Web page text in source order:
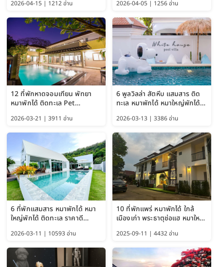
2026-04-15 | 1212 อ่าน
Bangkok อัปเดตล่าสุด
2026-04-05 | 1256 อ่าน
12 ที่พักหาดจอมเทียน พัทยา
หมาพักได้ ติดทะเล Pet
พักได้ อัปเดต 2569
2026-03-21 | 3911 อ่าน
6 พูลวิลล่า สัตหีบ แสมสาร ติด
ทะเล หมาพักได้ หมาใหญ่พักได้
2026-03-13 | 3386 อ่าน
6 ที่พักแสมสาร หมาพักได้ หมา
ใหญ่พักได้ ติดทะเล ราคาดี
2026-03-11 | 10593 อ่าน
10 ที่พักแพร่ หมาพักได้ ใกล้
เมืองเก่า พระธาตุช่อแฮ หมาใหญ่
2025-09-11 | 4432 อ่าน